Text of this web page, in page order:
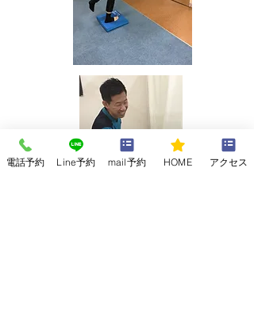
電話予約 Line予約 mail予約 HOME アクセス